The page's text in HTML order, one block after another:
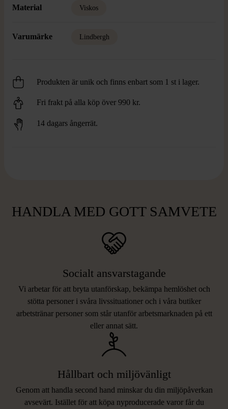
Material Viskos
Varumärke Lindbergh
Produkten är unik och finns enbart som 1 st i lager.
Fri frakt på alla köp över 990 kr.
14 dagars ångerrät.
HANDLA MED GOTT SAMVETE
Socialt ansvarstagande
Vi arbetar för att bryta utanförskap, bekämpa hemlöshet och
stötta personer i svåra livssituationer och i våra butiker
arbetstränar personer som står utanför arbetsmarknaden på ett
eller annat sätt.
Hållbart och miljövänligt
Genom att handla second hand minskar du din miljöpåverkan
avsevärt. Istället för att köpa nyproducerade varor får du